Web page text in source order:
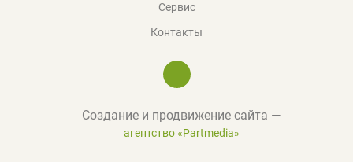
Сервис
Контакты
Создание и продвижение сайта —
агентство «Partmedia»